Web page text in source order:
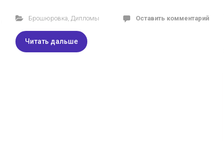
Брошюровка Дипломы Оставить комментарий
Читать дальше